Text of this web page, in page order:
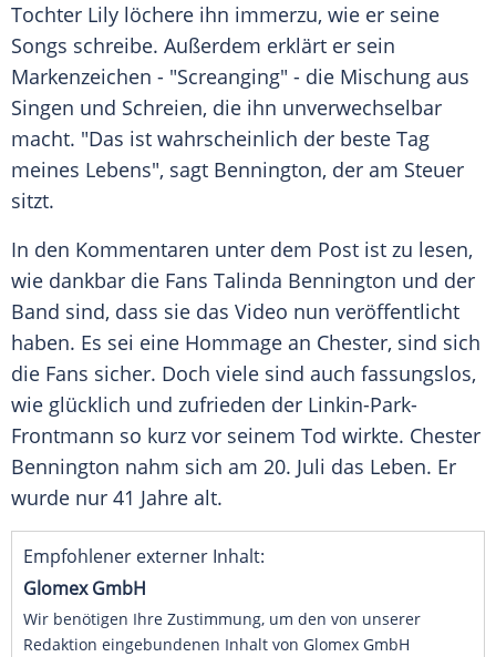
Tochter Lily löchere ihn immerzu, wie er seine
Songs schreibe. Außerdem erklärt er sein
Markenzeichen - "Screanging" - die Mischung aus
Singen und Schreien, die ihn unverwechselbar
macht. "Das ist wahrscheinlich der beste Tag
meines Lebens", sagt Bennington, der am Steuer
sitzt.
In den Kommentaren unter dem Post ist zu lesen,
wie dankbar die Fans Talinda Bennington und der
Band sind, dass sie das Video nun veröffentlicht
haben. Es sei eine Hommage an Chester, sind sich
die Fans sicher. Doch viele sind auch fassungslos,
wie glücklich und zufrieden der Linkin-Park-
Frontmann so kurz vor seinem Tod wirkte. Chester
Bennington nahm sich am 20. Juli das Leben. Er
wurde nur 41 Jahre alt.
Empfohlener externer Inhalt:
Glomex GmbH
Wir benötigen Ihre Zustimmung, um den von unserer
Redaktion eingebundenen Inhalt von Glomex GmbH